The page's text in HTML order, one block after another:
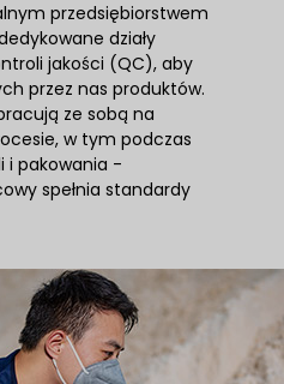
przedsiębiorstwem
działy
jakości (QC), aby
przez nas produktów.
ze sobą na
w tym podczas
i pakowania -
spełnia standardy